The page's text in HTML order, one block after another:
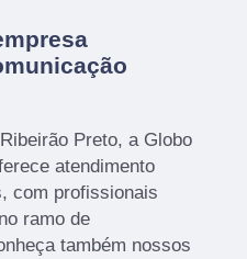
Preto, a Globo
atendimento
com profissionais
ramo de
também nossos